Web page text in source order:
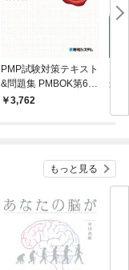
PMP試験対策テキスト
&問題集 PMBOK第6版
対応版
3,762
最
もっと見る